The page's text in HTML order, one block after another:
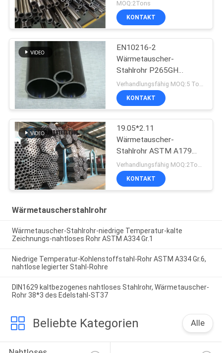
Stahldes rohr-STKM13A
MOQ:2Tons
KONTAKT
EN10216-2
Wärmetauscher-
Stahlrohr P265GH
Kaltziehen
KONTAKT
19.05*2.11
Wärmetauscher-
Stahlrohr ASTM A179
A179M 19
KONTAKT
Wärmetauscherstahlrohr
Wärmetauscher-Stahlrohr-niedrige Temperatur-kalte
Zeichnungs-nahtloses Rohr ASTM A334 Gr.1
Niedrige Temperatur-Kohlenstoffstahl-Rohr ASTM A334 Gr.6,
nahtlose legierter Stahl-Rohre
DIN1629 kaltbezogenes nahtloses Stahlrohr, Wärmetauscher-
Rohr 38*3 des Edelstahl-ST37
Beliebte Kategorien Alle